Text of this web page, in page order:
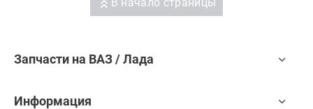
Запчасти на ВАЗ / Лада
Информация